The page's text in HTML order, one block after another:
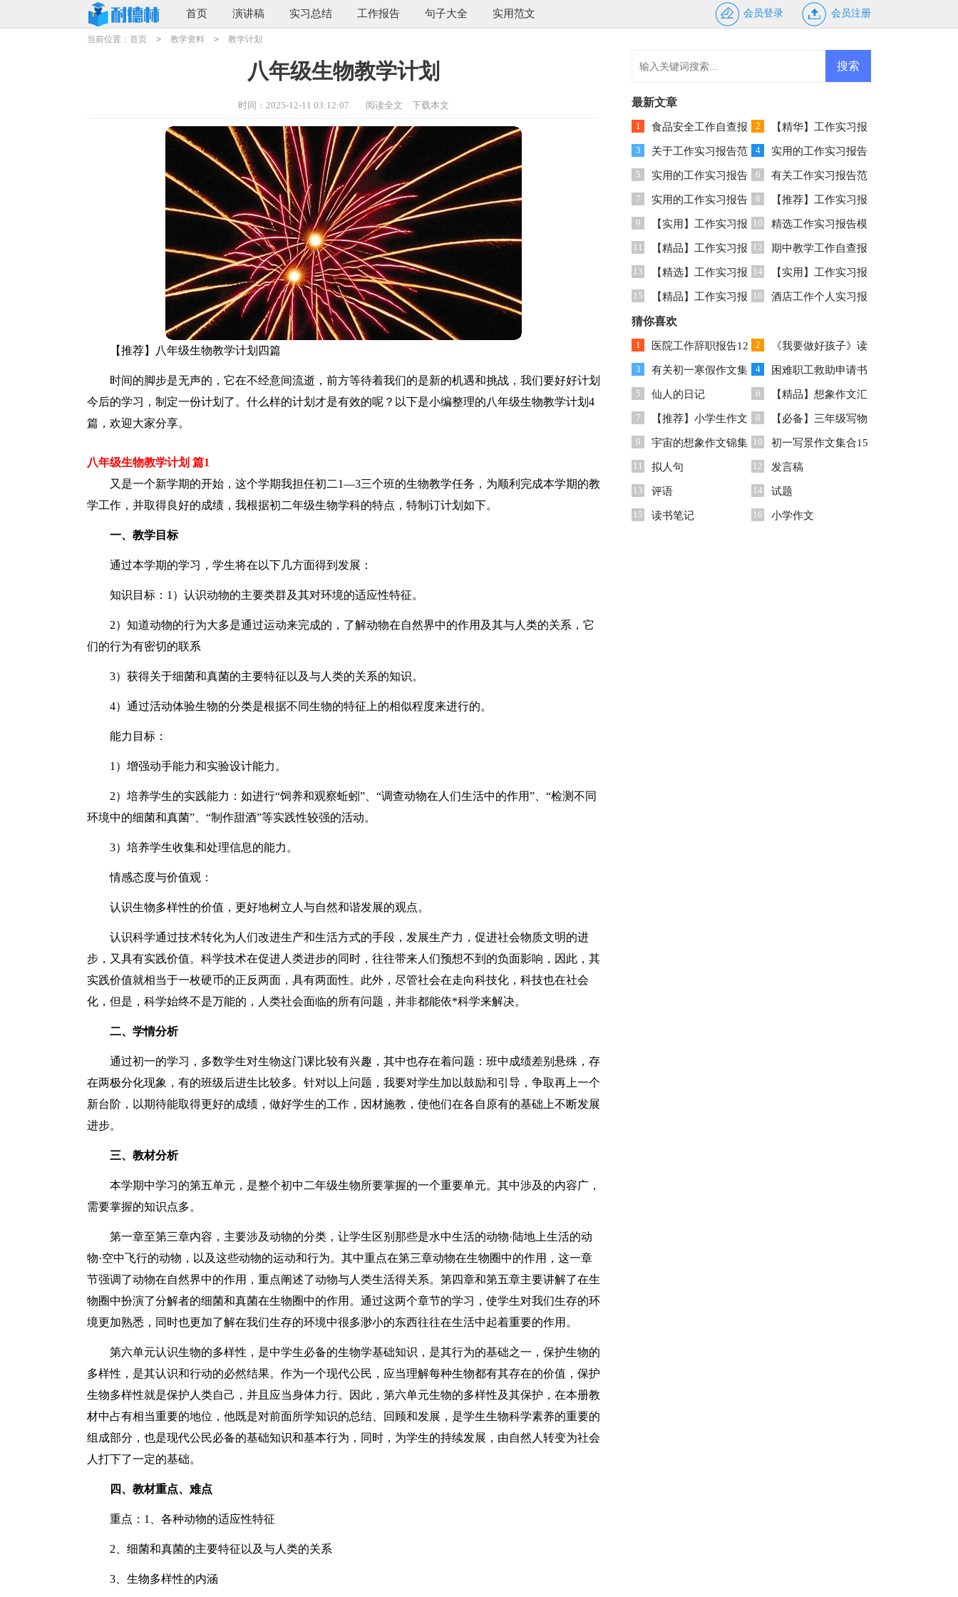
首页 演讲稿 实习总结 工作报告 句子大全 实用范文 会员登录 会员注册
当前位置： 首页 > 教学资料 > 教学计划
八年级生物教学计划
时间：2025-12-11 03:12:07 阅读全文 下载本文
【推荐】八年级生物教学计划四篇
时间的脚步是无声的，它在不经意间流逝，前方等待着我们的是新的机遇和挑战，我们要好好计划
今后的学习，制定一份计划了。什么样的计划才是有效的呢？以下是小编整理的八年级生物教学计划4
篇，欢迎大家分享。
八年级生物教学计划 篇1
又是一个新学期的开始，这个学期我担任初二1—3三个班的生物教学任务，为顺利完成本学期的教
学工作，并取得良好的成绩，我根据初二年级生物学科的特点，特制订计划如下。
一、教学目标
通过本学期的学习，学生将在以下几方面得到发展：
知识目标：1）认识动物的主要类群及其对环境的适应性特征。
2）知道动物的行为大多是通过运动来完成的，了解动物在自然界中的作用及其与人类的关系，它
们的行为有密切的联系
3）获得关于细菌和真菌的主要特征以及与人类的关系的知识。
4）通过活动体验生物的分类是根据不同生物的特征上的相似程度来进行的。
能力目标：
1）增强动手能力和实验设计能力。
2）培养学生的实践能力：如进行“饲养和观察蚯蚓”、“调查动物在人们生活中的作用”、“检测不同
环境中的细菌和真菌”、“制作甜酒”等实践性较强的活动。
3）培养学生收集和处理信息的能力。
情感态度与价值观：
认识生物多样性的价值，更好地树立人与自然和谐发展的观点。
认识科学通过技术转化为人们改进生产和生活方式的手段，发展生产力，促进社会物质文明的进
步，又具有实践价值。科学技术在促进人类进步的同时，往往带来人们预想不到的负面影响，因此，其
实践价值就相当于一枚硬币的正反两面，具有两面性。此外，尽管社会在走向科技化，科技也在社会
化，但是，科学始终不是万能的，人类社会面临的所有问题，并非都能依*科学来解决。
二、学情分析
通过初一的学习，多数学生对生物这门课比较有兴趣，其中也存在着问题：班中成绩差别悬殊，存
在两极分化现象，有的班级后进生比较多。针对以上问题，我要对学生加以鼓励和引导，争取再上一个
新台阶，以期待能取得更好的成绩，做好学生的工作，因材施教，使他们在各自原有的基础上不断发展
进步。
三、教材分析
本学期中学习的第五单元，是整个初中二年级生物所要掌握的一个重要单元。其中涉及的内容广，
需要掌握的知识点多。
第一章至第三章内容，主要涉及动物的分类，让学生区别那些是水中生活的动物·陆地上生活的动
物·空中飞行的动物，以及这些动物的运动和行为。其中重点在第三章动物在生物圈中的作用，这一章
节强调了动物在自然界中的作用，重点阐述了动物与人类生活得关系。第四章和第五章主要讲解了在生
物圈中扮演了分解者的细菌和真菌在生物圈中的作用。通过这两个章节的学习，使学生对我们生存的环
境更加熟悉，同时也更加了解在我们生存的环境中很多渺小的东西往往在生活中起着重要的作用。
第六单元认识生物的多样性，是中学生必备的生物学基础知识，是其行为的基础之一，保护生物的
多样性，是其认识和行动的必然结果。作为一个现代公民，应当理解每种生物都有其存在的价值，保护
生物多样性就是保护人类自己，并且应当身体力行。因此，第六单元生物的多样性及其保护，在本册教
材中占有相当重要的地位，他既是对前面所学知识的总结、回顾和发展，是学生生物科学素养的重要的
组成部分，也是现代公民必备的基础知识和基本行为，同时，为学生的持续发展，由自然人转变为社会
人打下了一定的基础。
四、教材重点、难点
重点：1、各种动物的适应性特征
2、细菌和真菌的主要特征以及与人类的关系
3、生物多样性的内涵
最新文章
1 食品安全工作自查报
告15篇
2 【精华】工作实习报
告范文集合9篇
3 关于工作实习报告范
文锦集7篇
4 实用的工作实习报告
模板合集9篇
5 实用的工作实习报告
模板汇总五篇
6 有关工作实习报告范
文集合8篇
7 实用的工作实习报告
模板汇编六篇
8 【推荐】工作实习报
告模板汇编七篇
9 【实用】工作实习报
告模板锦集7篇
10 精选工作实习报告模
板锦集八篇
11 【精品】工作实习报
告模板锦集6篇
12 期中教学工作自查报
告3篇
13 【精选】工作实习报
告模板锦集九篇
14 【实用】工作实习报
告模板锦集9篇
15 【精品】工作实习报
告模板锦集9篇
16 酒店工作个人实习报
猜你喜欢
1 医院工作辞职报告12
篇
2 《我要做好孩子》读
后感15篇
3 有关初一寒假作文集
合九篇
4 困难职工救助申请书
5 仙人的日记 6 【精品】想象作文汇
总五篇
7 【推荐】小学生作文
八篇
8 【必备】三年级写物
的作文300字四篇
9 宇宙的想象作文锦集
六篇
10 初一写景作文集合15
篇
11 拟人句 12 发言稿
13 评语 14 试题
15 读书笔记 16 小学作文